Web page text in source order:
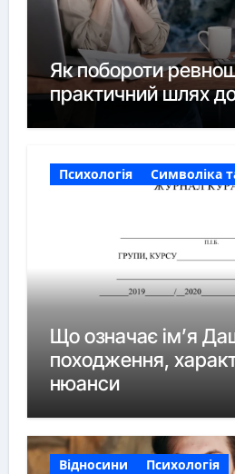
Як побороти
практичний шлях
Психологія Символіка
Що означає ім’я
походження,
нюанси
Відносини Психологія